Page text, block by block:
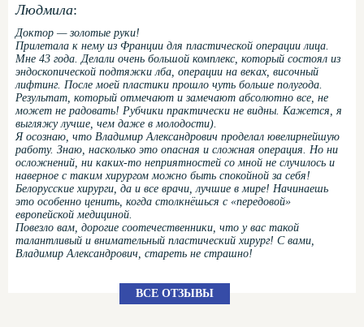
Людмила:
Доктор — золотые руки!
Прилетала к нему из Франции для пластической операции лица.
Мне 43 года. Делали очень большой комплекс, который состоял из
эндоскопической подтяжки лба, операции на веках, височный
лифтинг. После моей пластики прошло чуть больше полугода.
Результат, который отмечают и замечают абсолютно все, не
может не радовать! Рубчики практически не видны. Кажется, я
выгляжу лучше, чем даже в молодости).
Я осознаю, что Владимир Александрович проделал ювелирнейшую
работу. Знаю, насколько это опасная и сложная операция. Но ни
осложнений, ни каких-то неприятностей со мной не случилось и
наверное с таким хирургом можно быть спокойной за себя!
Белорусские хирурги, да и все врачи, лучшие в мире! Начинаешь
это особенно ценить, когда столкнёшься с «передовой»
европейской медициной.
Повезло вам, дорогие соотечественники, что у вас такой
талантливый и внимательный пластический хирург! С вами,
Владимир Александрович, стареть не страшно!
ВСЕ ОТЗЫВЫ